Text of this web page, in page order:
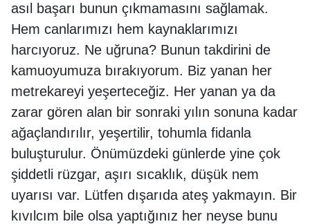
asıl başarı bunun çıkmamasını sağlamak.
Hem canlarımızı hem kaynaklarımızı
harcıyoruz. Ne uğruna? Bunun takdirini de
kamuoyumuza bırakıyorum. Biz yanan her
metrekareyi yeşerteceğiz. Her yanan ya da
zarar gören alan bir sonraki yılın sonuna kadar
ağaçlandırılır, yeşertilir, tohumla fidanla
buluşturulur. Önümüzdeki günlerde yine çok
şiddetli rüzgar, aşırı sıcaklık, düşük nem
uyarısı var. Lütfen dışarıda ateş yakmayın. Bir
kıvılcım bile olsa yaptığınız her neyse bunu